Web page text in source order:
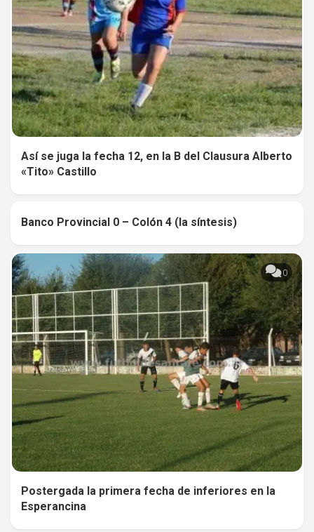
Así se juga la fecha 12, en la B del Clausura Alberto
«Tito» Castillo
Banco Provincial 0 – Colón 4 (la síntesis)
0
Postergada la primera fecha de inferiores en la
Esperancina